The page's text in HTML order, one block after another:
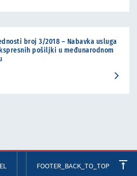
broj 3/2018 – Nabavka usluga
pošiljki u međunarodnom
FOOTER_BACK_TO_TOP